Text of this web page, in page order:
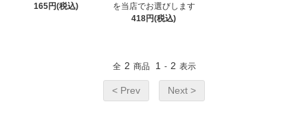
165円(税込)
を当店でお選びします
418円(税込)
全 2 商品 1 - 2 表示
< Prev Next >